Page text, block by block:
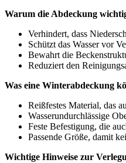
Warum die Abdeckung
Verhindert, dass
Schützt das Wasser vor
Bewahrt die
Reduziert den
Was eine Winterabdeckung
Reißfestes Material, das
Wasserundurchlässige
Feste Befestigung, die
Passende Größe, damit
Wichtige Hinweise zur